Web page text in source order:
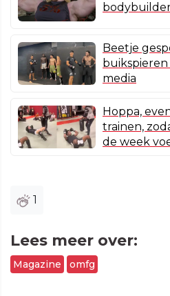
Beetje
buikspieren
media
Hoppa,
trainen,
de week
1
Lees meer over:
Magazine omfg